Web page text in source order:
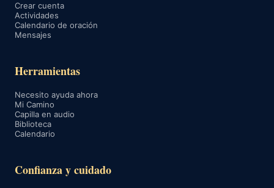
Crear cuenta
Actividades
Calendario de oración
Mensajes
Herramientas
Necesito ayuda ahora
Mi Camino
Capilla en audio
Biblioteca
Calendario
Confianza y cuidado